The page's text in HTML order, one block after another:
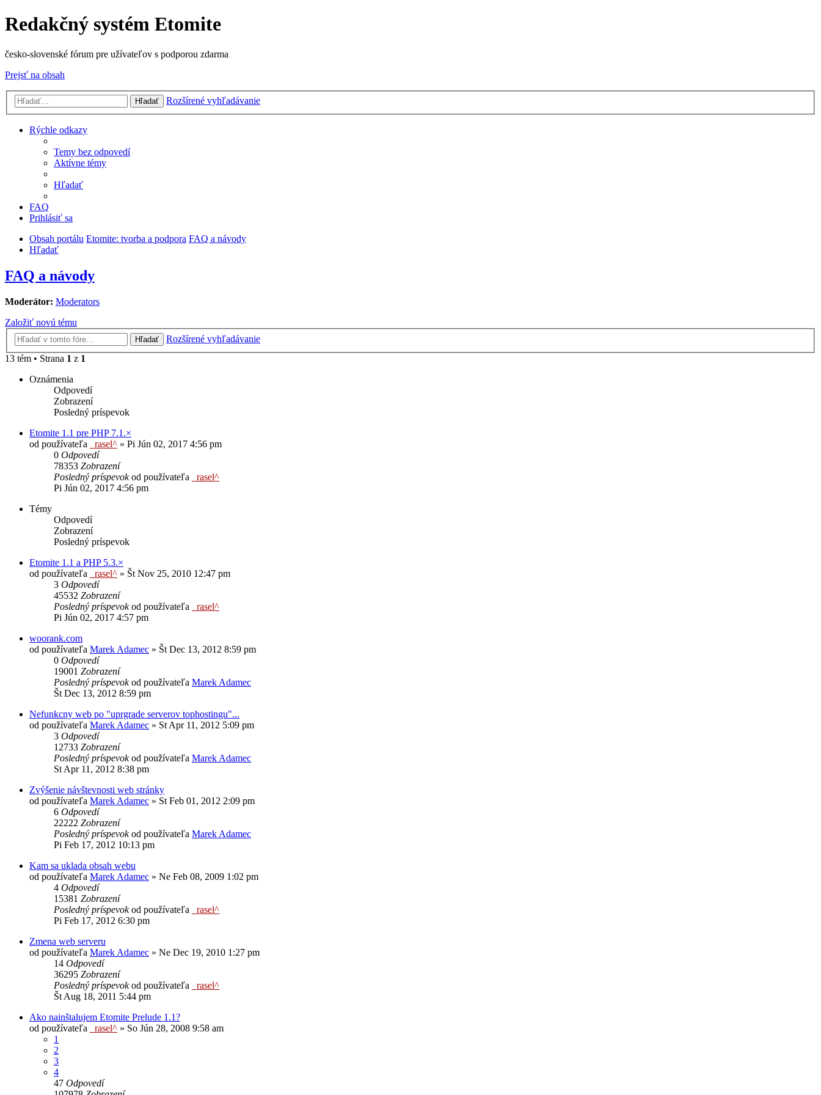
Redakčný systém Etomite
česko-slovenské fórum pre užívateľov s podporou zdarma
Prejsť na obsah
Hľadať Rozšírené vyhľadávanie
Rýchle odkazy
Temy bez odpovedí
Aktívne témy
Hľadať
FAQ
Prihlásiť sa
Obsah portálu Etomite: tvorba a podpora FAQ a návody
Hľadať
FAQ a návody
Moderátor: Moderators
Založiť novú tému
Hľadať
Rozšírené vyhľadávanie
13 tém • Strana 1 z 1
Oznámenia
Odpovedí
Zobrazení
Posledný príspevok
Etomite 1.1 pre PHP 7.1.×
od používateľa
_rasel^ » Pi Jún 02, 2017 4:56 pm
0 Odpovedí
78353 Zobrazení
Posledný príspevokod používateľa
_rasel^
Pi Jún 02, 2017 4:56 pm
Témy
Odpovedí
Zobrazení
Posledný príspevok
Etomite 1.1 a PHP 5.3.×
od používateľa
_rasel^ » Št Nov 25, 2010 12:47 pm
3 Odpovedí
45532 Zobrazení
Posledný príspevokod používateľa
_rasel^
Pi Jún 02, 2017 4:57 pm
woorank.com
od používateľa Marek Adamec » Št Dec 13, 2012 8:59 pm
0 Odpovedí
19001 Zobrazení
Posledný príspevokod používateľa Marek Adamec
Št Dec 13, 2012 8:59 pm
Nefunkcny web po "uprgrade serverov tophostingu"...
od používateľa Marek Adamec » St Apr 11, 2012 5:09 pm
3 Odpovedí
12733 Zobrazení
Posledný príspevokod používateľa Marek Adamec
St Apr 11, 2012 8:38 pm
Zvýšenie návštevnosti web stránky
od používateľa Marek Adamec » St Feb 01, 2012 2:09 pm
6 Odpovedí
22222 Zobrazení
Posledný príspevokod používateľa Marek Adamec
Pi Feb 17, 2012 10:13 pm
Kam sa uklada obsah webu
od používateľa Marek Adamec » Ne Feb 08, 2009 1:02 pm
4 Odpovedí
15381 Zobrazení
Posledný príspevokod používateľa
_rasel^
Pi Feb 17, 2012 6:30 pm
Zmena web serveru
od používateľa Marek Adamec » Ne Dec 19, 2010 1:27 pm
14 Odpovedí
36295 Zobrazení
Posledný príspevokod používateľa
_rasel^
Št Aug 18, 2011 5:44 pm
Ako nainštalujem Etomite Prelude 1.1?
od používateľa
_rasel^ » So Jún 28, 2008 9:58 am
1
2
3
4
47 Odpovedí